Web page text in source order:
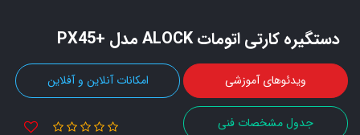
دستگیره کارتی اتومات ALOCK مدل +PX45
ویدئوهای آموزشی امکانات آنلاین و آفلاین
جدول مشخصات فنی